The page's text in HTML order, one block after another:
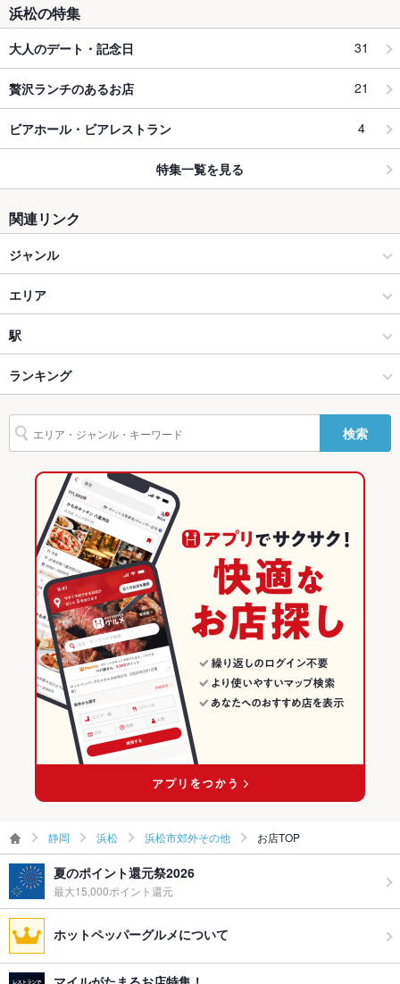
浜松の特集
大人のデート・記念日 31
贅沢ランチのあるお店 21
ビアホール・ビアレストラン 4
特集一覧を見る
関連リンク
ジャンル
和食
和食全般
浜松 × 和食
浜松 × 和食全般
浜名湖佐久米駅 × 和食
浜名湖佐久米駅 × 和食全般
エリア
浜松市郊外その他
浜松市郊外その他 × 和食
浜松市郊外その他 × 和食全般
静岡
静岡 × 和食
静岡 × 和食全般
駅
浜名湖佐久米駅
ランキング
静岡のグルメランキング
静岡の和食ランキング
浜松のグルメランキング
浜松の和食ランキング
浜松市郊外その他のグルメランキング
浜松市郊外その他の和食ランキング
検索
静岡 浜松 浜松市郊外その他 お店TOP
夏のポイント還元祭2026
最大15,000ポイント還元
ホットペッパーグルメについて